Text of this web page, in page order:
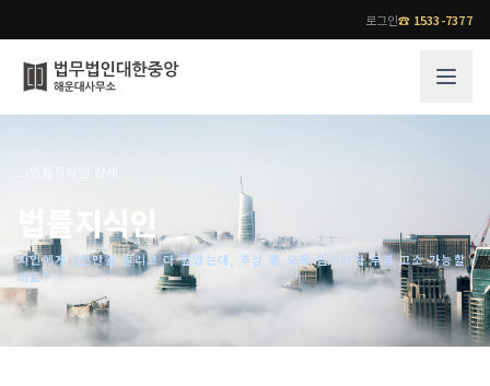
로그인☎ 1533-7377
오시는 길
통합검색
기업 인사이트
사례분석/최신동향
법률정보
법률지식인
지인에게 3천만원 빌리고 다 갚았는데, 추심 중 모욕·임의이자 부과 고소 가능할
까요?